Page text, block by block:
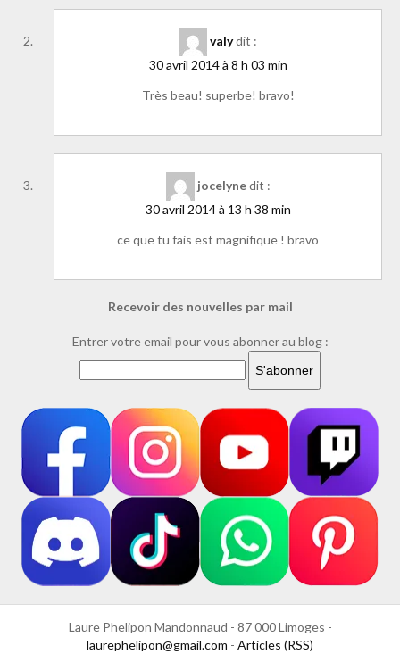
valydit :
30 avril 2014 à 8 h 03 min
Très beau! superbe! bravo!
jocelyne dit :
30 avril 2014 à 13 h 38 min
ce que tu fais est magnifique ! bravo
Recevoir des nouvelles par mail
Entrer votre email pour vous abonner au blog :
Laure Phelipon Mandonnaud - 87 000 Limoges -
laurephelipon@gmail.com - Articles (RSS)